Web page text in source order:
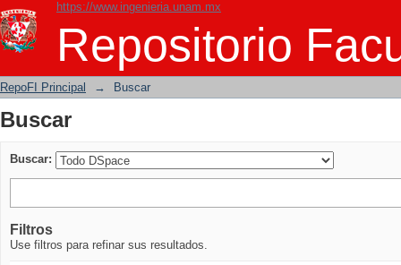
https://www.ingenieria.unam.mx
Repositorio
Buscar
RepoFI Principal → Buscar
Buscar
Buscar:
Filtros
Use filtros para refinar sus resultados.